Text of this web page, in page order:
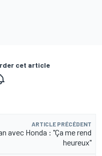
cet article
ARTICLE PRÉCÉDENT
avec Honda : "Ça me rend
heureux"